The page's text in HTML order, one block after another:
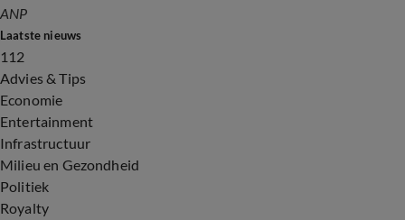
ANP
Laatste nieuws
112
Advies & Tips
Economie
Entertainment
Infrastructuur
Milieu en Gezondheid
Politiek
Royalty